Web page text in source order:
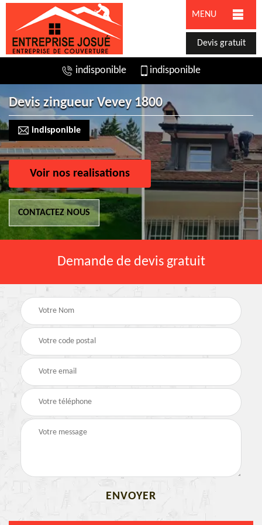
MENU
Devis gratuit
indisponible indisponible
Devis zingueur Vevey 1800
indisponible
Voir nos realisations
CONTACTEZ NOUS
Demande de devis gratuit